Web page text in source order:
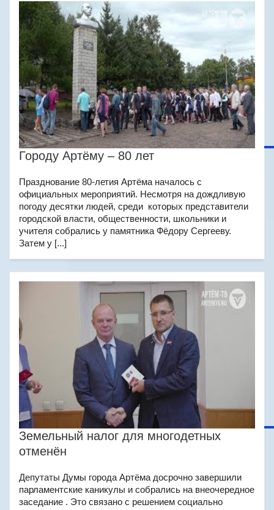
Городу Артёму – 80 лет
Празднование 80-летия Артёма началось с
официальных мероприятий. Несмотря на дождливую
погоду десятки людей, среди которых представители
городской власти, общественности, школьники и
учителя собрались у памятника Фёдору Сергееву.
Затем у [...]
Земельный налог для многодетных
отменён
Депутаты Думы города Артёма досрочно завершили
парламентские каникулы и собрались на внеочередное
заседание . Это связано с решением социально